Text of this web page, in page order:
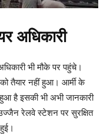
अधिकारी
भी मौके पर पहुंचे।
को तैयार नहीं हुआ। आर्मी के
है इसकी भी अभी जानकारी
रेलवे स्टेशन पर सुरक्षित